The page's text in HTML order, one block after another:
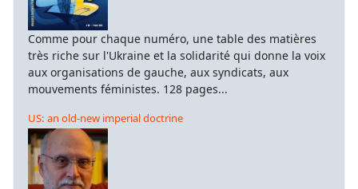
Comme pour chaque numéro, une table des matières
très riche sur l'Ukraine et la solidarité qui donne la voix
aux organisations de gauche, aux syndicats, aux
mouvements féministes. 128 pages...
US: an old-new imperial doctrine